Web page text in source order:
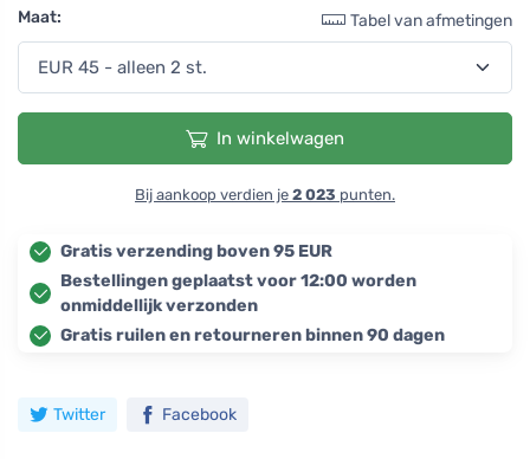
Maat: Tabel van afmetingen
In winkelwagen
Bij aankoop verdien je 2 023 punten.
Gratis verzending boven 95 EUR
Bestellingen geplaatst voor 12:00 worden
onmiddellijk verzonden
Gratis ruilen en retourneren binnen 90 dagen
Twitter Facebook